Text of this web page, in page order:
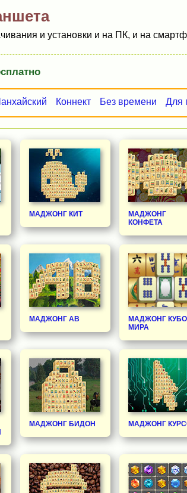
и установки и на ПК, и на
Коннект Без времени Для
МАДЖОНГ КИТ
МАДЖОНГ
КОНФЕТА
МАДЖОНГ АВ
МАДЖОНГ
МИРА
МАДЖОНГ БИДОН МАДЖОНГ